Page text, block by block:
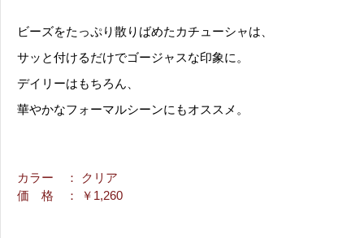
ビーズをたっぷり散りばめたカチューシャは、
サッと付けるだけでゴージャスな印象に。
デイリーはもちろん、
華やかなフォーマルシーンにもオススメ。
カラー
： クリア
価 格
： ￥1,260